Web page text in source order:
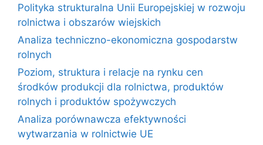
Polityka strukturalna Unii Europejskiej w rozwoju
rolnictwa i obszarów wiejskich
Analiza techniczno-ekonomiczna gospodarstw
rolnych
Poziom, struktura i relacje na rynku cen
środków produkcji dla rolnictwa, produktów
rolnych i produktów spożywczych
Analiza porównawcza efektywności
wytwarzania w rolnictwie UE